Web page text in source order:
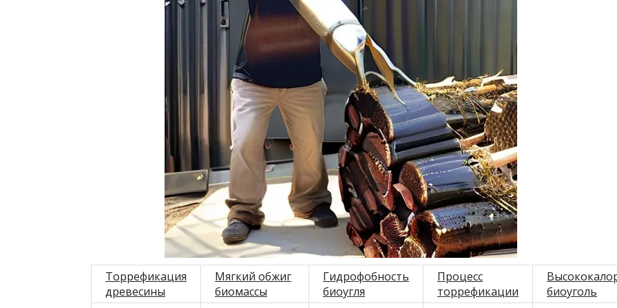
Торрефикация
древесины
Мягкий обжиг
биомассы
Гидрофобность
биоугля
Процесс
торрефикации
биоуголь